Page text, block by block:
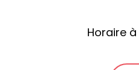
Horaire à